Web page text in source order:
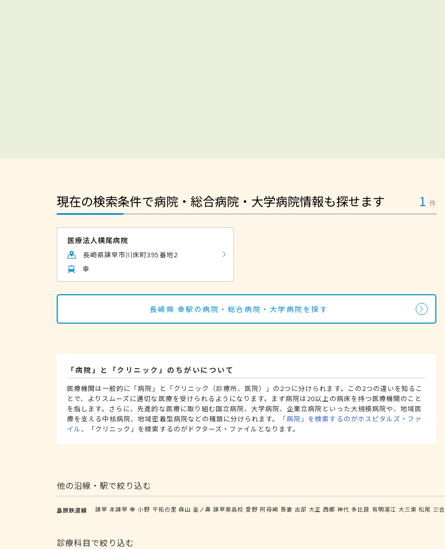
現在の検索条件で病院・総合病院・大学病院情報も探せます 1 件
医療法人横尾病院
長崎県諫早市川床町395番地2
幸
長崎県 幸駅の病院・総合病院・大学病院を探す
「病院」と「クリニック」のちがいについて
医療機関は一般的に「病院」と「クリニック（診療所、医院）」の2つに分けられます。この2つの違いを知るこ
とで、よりスムーズに適切な医療を受けられるようになります。まず病院は20以上の病床を持つ医療機関のこと
を指します。さらに、先進的な医療に取り組む国立病院、大学病院、企業立病院といった大規模病院や、地域医
療を支える中核病院、地域密着型病院などの種類に分けられます。
「病院」を検索するのがホスピタルズ・ファ
イル、「クリニック」を検索するのがドクターズ・ファイルとなります。
他の沿線・駅で絞り込む
島原鉄道線 諫早 本諫早 幸 小野 干拓の里 森山 釜ノ鼻 諫早東高校 愛野 阿母崎 吾妻 古部 大正 西郷 神代 多比良 有明湯江 大三東 松尾 三会
診療科目で絞り込む